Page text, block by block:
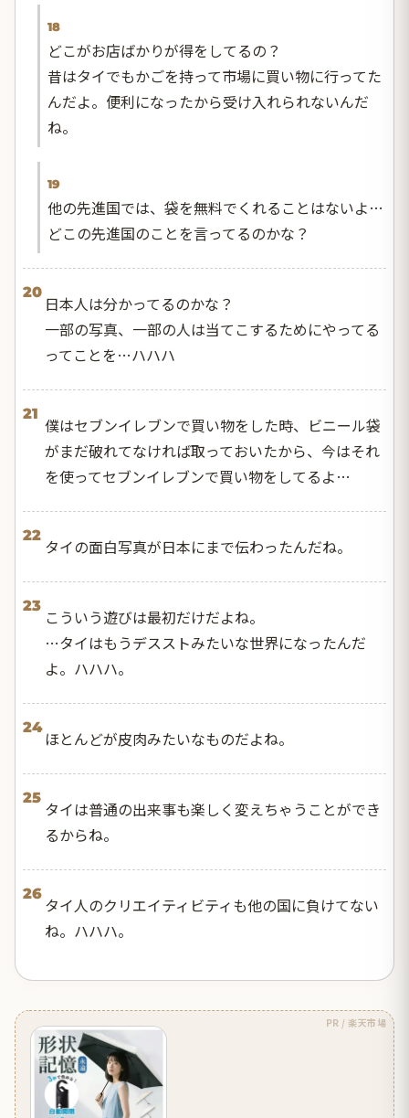
18
どこがお店ばかりが得をしてるの？
昔はタイでもかごを持って市場に買い物に行ってた
んだよ。便利になったから受け入れられないんだ
ね。
19
他の先進国では、袋を無料でくれることはないよ…
どこの先進国のことを言ってるのかな？
20
日本人は分かってるのかな？
一部の写真、一部の人は当てこするためにやってる
ってことを…ハハハ
21
僕はセブンイレブンで買い物をした時、ビニール袋
がまだ破れてなければ取っておいたから、今はそれ
を使ってセブンイレブンで買い物をしてるよ…
22
タイの面白写真が日本にまで伝わったんだね。
23
こういう遊びは最初だけだよね。
…タイはもうデスストみたいな世界になったんだ
よ。ハハハ。
24
ほとんどが皮肉みたいなものだよね。
25
タイは普通の出来事も楽しく変えちゃうことができ
るからね。
26
タイ人のクリエイティビティも他の国に負けてない
ね。ハハハ。
PR / 楽天市場